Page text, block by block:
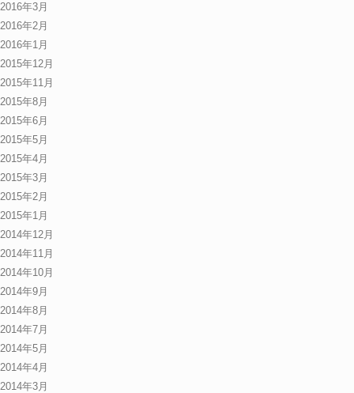
2016年3月
2016年2月
2016年1月
2015年12月
2015年11月
2015年8月
2015年6月
2015年5月
2015年4月
2015年3月
2015年2月
2015年1月
2014年12月
2014年11月
2014年10月
2014年9月
2014年8月
2014年7月
2014年5月
2014年4月
2014年3月